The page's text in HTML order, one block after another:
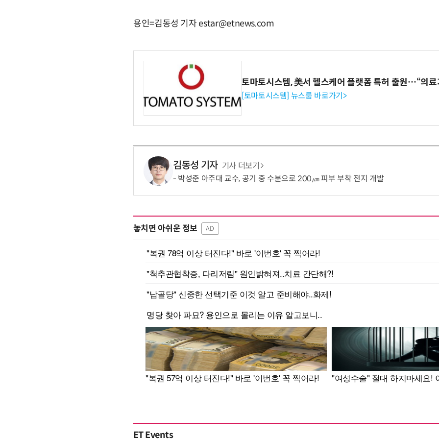
용인=김동성 기자 estar@etnews.com
토마토시스템, 美서 헬스케어 플랫폼 특허 출원…“의
[토마토시스템] 뉴스룸 바로가기>
김동성 기자 기사 더보기
박성준 아주대 교수, 공기 중 수분으로 200㎛ 피부 부착 전지 개발
놓치면 아쉬운 정보 AD
ET Events